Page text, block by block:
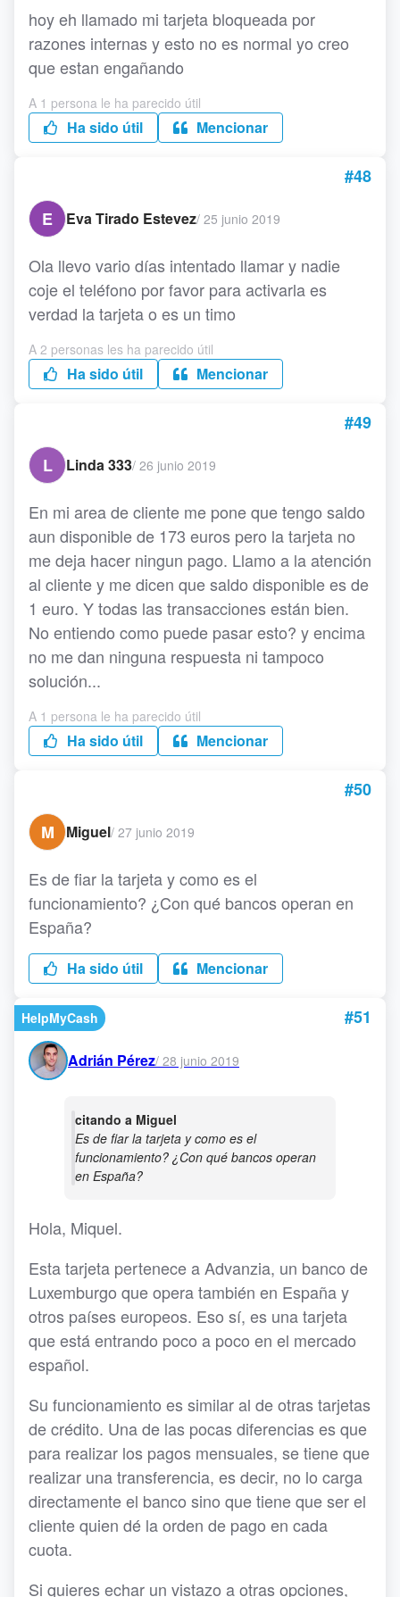
hoy eh llamado mi tarjeta bloqueada por
razones internas y esto no es normal yo creo
que estan engañando
A 1 persona le ha parecido útil
Ha sido útil Mencionar
#48
E
Eva Tirado Estevez/ 25 junio 2019
Ola llevo vario días intentado llamar y nadie
coje el teléfono por favor para activarla es
verdad la tarjeta o es un timo
A 2 personas les ha parecido útil
Ha sido útil Mencionar
#49
L
Linda 333/ 26 junio 2019
En mi area de cliente me pone que tengo saldo
aun disponible de 173 euros pero la tarjeta no
me deja hacer ningun pago. Llamo a la atención
al cliente y me dicen que saldo disponible es de
1 euro. Y todas las transacciones están bien.
No entiendo como puede pasar esto? y encima
no me dan ninguna respuesta ni tampoco
solución...
A 1 persona le ha parecido útil
Ha sido útil Mencionar
#50
M
Miguel/ 27 junio 2019
Es de fiar la tarjeta y como es el
funcionamiento? ¿Con qué bancos operan en
España?
Ha sido útil Mencionar
HelpMyCash #51
Adrián Pérez/ 28 junio 2019
citando a Miguel
Es de fiar la tarjeta y como es el
funcionamiento? ¿Con qué bancos operan
en España?
Hola, Miquel.
Esta tarjeta pertenece a Advanzia, un banco de
Luxemburgo que opera también en España y
otros países europeos. Eso sí, es una tarjeta
que está entrando poco a poco en el mercado
español.
Su funcionamiento es similar al de otras tarjetas
de crédito. Una de las pocas diferencias es que
para realizar los pagos mensuales, se tiene que
realizar una transferencia, es decir, no lo carga
directamente el banco sino que tiene que ser el
cliente quien dé la orden de pago en cada
cuota.
Si quieres echar un vistazo a otras opciones,